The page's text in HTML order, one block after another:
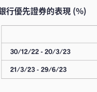
行優先證券的表現 (%)